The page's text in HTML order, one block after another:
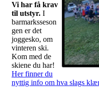
Vi har få krav
til utstyr. I
barmarksseson
gen er det
joggesko, om
vinteren ski.
Kom med de
skiene du har!
Her finner du
nyttig info om hva slags